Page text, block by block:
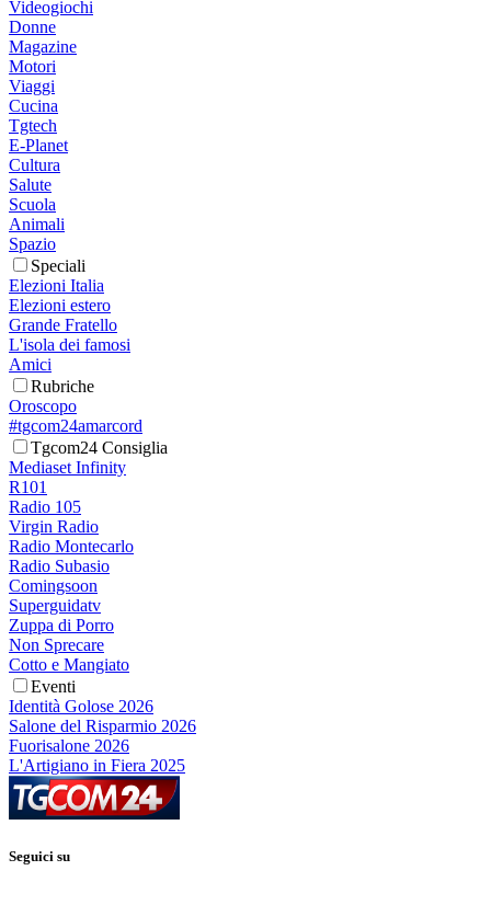
Videogiochi
Donne
Magazine
Motori
Viaggi
Cucina
Tgtech
E-Planet
Cultura
Salute
Scuola
Animali
Spazio
Speciali
Elezioni Italia
Elezioni estero
Grande Fratello
L'isola dei famosi
Amici
Rubriche
Oroscopo
#tgcom24amarcord
Tgcom24 Consiglia
Mediaset Infinity
R101
Radio 105
Virgin Radio
Radio Montecarlo
Radio Subasio
Comingsoon
Superguidatv
Zuppa di Porro
Non Sprecare
Cotto e Mangiato
Eventi
Identità Golose 2026
Salone del Risparmio 2026
Fuorisalone 2026
L'Artigiano in Fiera 2025
Seguici su